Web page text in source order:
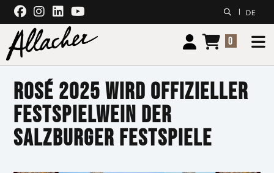
Zum Inhalt springen
| DE
0
Rosé 2025 wird offizieller
Festspielwein der
Salzburger Festspiele